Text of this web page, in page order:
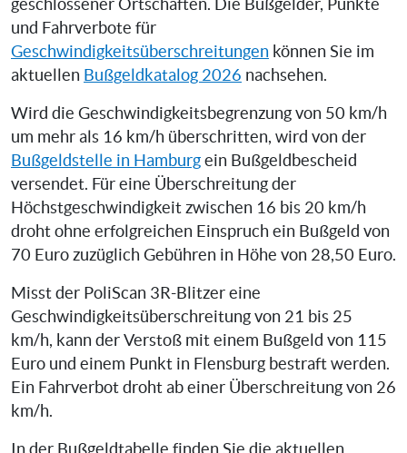
geschlossener Ortschaften. Die Bußgelder, Punkte
und Fahrverbote für
Geschwindigkeitsüberschreitungen können Sie im
aktuellen Bußgeldkatalog 2026 nachsehen.
Wird die Geschwindigkeitsbegrenzung von 50 km/h
um mehr als 16 km/h überschritten, wird von der
Bußgeldstelle in Hamburg ein Bußgeldbescheid
versendet. Für eine Überschreitung der
Höchstgeschwindigkeit zwischen 16 bis 20 km/h
droht ohne erfolgreichen Einspruch ein Bußgeld von
70 Euro zuzüglich Gebühren in Höhe von 28,50 Euro.
Misst der PoliScan 3R-Blitzer eine
Geschwindigkeitsüberschreitung von 21 bis 25
km/h, kann der Verstoß mit einem Bußgeld von 115
Euro und einem Punkt in Flensburg bestraft werden.
Ein Fahrverbot droht ab einer Überschreitung von 26
km/h.